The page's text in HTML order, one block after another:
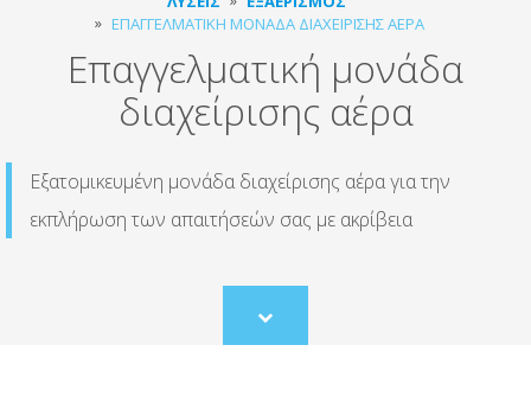
ΕΠΑΓΓΕΛΜΑΤΙΚΉ ΜΟΝΆΔΑ ΔΙΑΧΕΊΡΙΣΗΣ ΑΈΡΑ
Επαγγελματική μονάδα
διαχείρισης αέρα
Εξατομικευμένη μονάδα διαχείρισης αέρα για την
εκπλήρωση των απαιτήσεών σας με ακρίβεια
Scroll
to